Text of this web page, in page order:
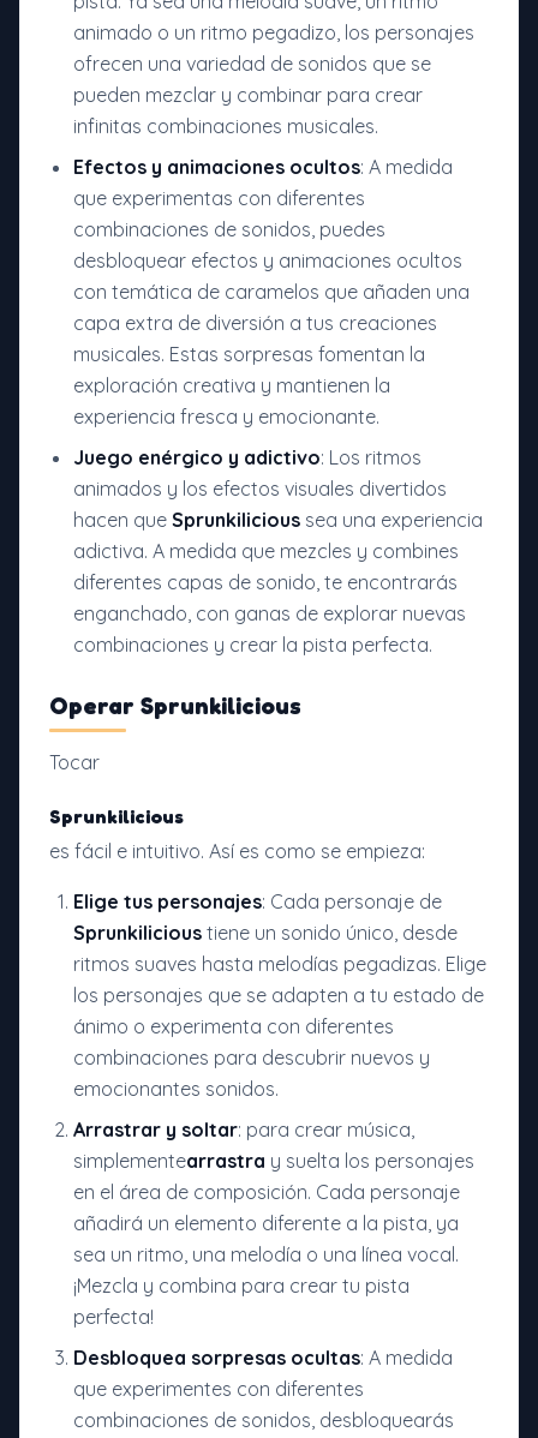
animado o un ritmo pegadizo, los personajes
ofrecen una variedad de sonidos que se
pueden mezclar y combinar para crear
infinitas combinaciones musicales.
Efectos y animaciones ocultos: A medida
que experimentas con diferentes
combinaciones de sonidos, puedes
desbloquear efectos y animaciones ocultos
con temática de caramelos que añaden una
capa extra de diversión a tus creaciones
musicales. Estas sorpresas fomentan la
exploración creativa y mantienen la
experiencia fresca y emocionante.
Juego enérgico y adictivo: Los ritmos
animados y los efectos visuales divertidos
hacen que Sprunkilicious sea una experiencia
adictiva. A medida que mezcles y combines
diferentes capas de sonido, te encontrarás
enganchado, con ganas de explorar nuevas
combinaciones y crear la pista perfecta.
Operar Sprunkilicious
Tocar
Sprunkilicious
es fácil e intuitivo. Así es como se empieza:
Elige tus personajes: Cada personaje de
Sprunkilicious tiene un sonido único, desde
ritmos suaves hasta melodías pegadizas. Elige
los personajes que se adapten a tu estado de
ánimo o experimenta con diferentes
combinaciones para descubrir nuevos y
emocionantes sonidos.
Arrastrar y soltar: para crear música,
simplementearrastra y suelta los personajes
en el área de composición. Cada personaje
añadirá un elemento diferente a la pista, ya
sea un ritmo, una melodía o una línea vocal.
¡Mezcla y combina para crear tu pista
perfecta!
Desbloquea sorpresas ocultas: A medida
que experimentes con diferentes
combinaciones de sonidos, desbloquearás